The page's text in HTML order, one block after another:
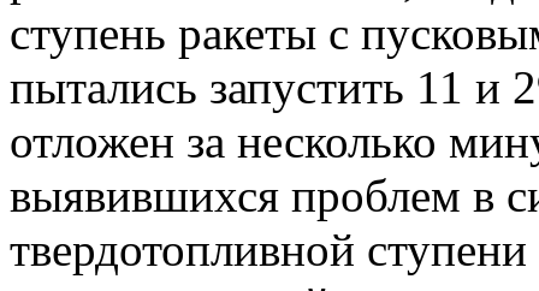
ступень ракеты с
пытались запустить 11 и
отложен за несколько
выявившихся проблем в
твердотопливной